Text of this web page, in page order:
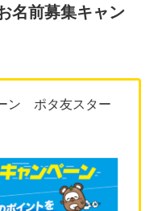
名前募集キャン
ン ポタ友スター